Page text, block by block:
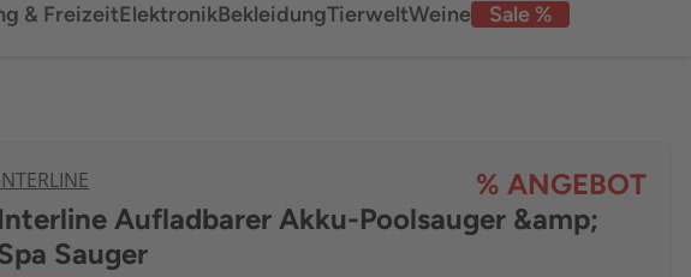
& Freizeit Sale %
ElektronikBekleidungTierweltWeine
% ANGEBOT
Interline Aufladbarer Akku-Poolsauger &amp;
Sauger